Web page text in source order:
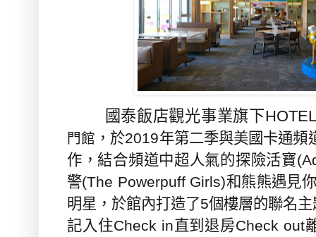
國泰飯店觀光事業旗下
門館 ，於2019年第二季與美國卡通頻
作，結合頻道中超人氣的探險活寶
警(The Powerpuff Girls)和熊熊遇見
明星，於館內打造了5個樓層的聯名
記入住Check in直到退房Check out